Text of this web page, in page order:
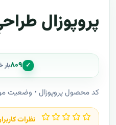
پروپوزال
✓ ۸۰۹
کد محصول پروپوزال • وضعیت
نظرات